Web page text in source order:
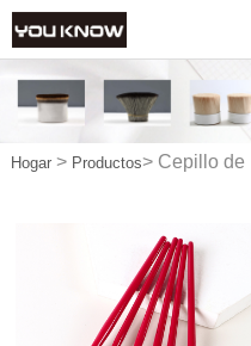
Hogar > Productos>Cepillo de